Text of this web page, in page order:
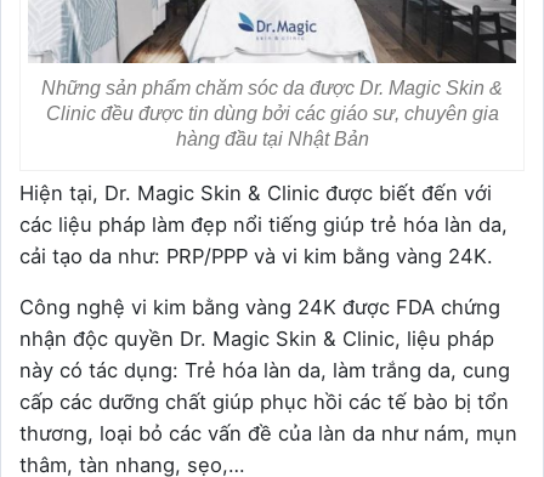
Những sản phẩm chăm sóc da được Dr. Magic Skin &
Clinic đều được tin dùng bởi các giáo sư, chuyên gia
hàng đầu tại Nhật Bản
Hiện tại, Dr. Magic Skin & Clinic được biết đến với
các liệu pháp làm đẹp nổi tiếng giúp trẻ hóa làn da,
cải tạo da như: PRP/PPP và vi kim bằng vàng 24K.
Công nghệ vi kim bằng vàng 24K được FDA chứng
nhận độc quyền Dr. Magic Skin & Clinic, liệu pháp
này có tác dụng: Trẻ hóa làn da, làm trắng da, cung
cấp các dưỡng chất giúp phục hồi các tế bào bị tổn
thương, loại bỏ các vấn đề của làn da như nám, mụn
thâm, tàn nhang, sẹo,…